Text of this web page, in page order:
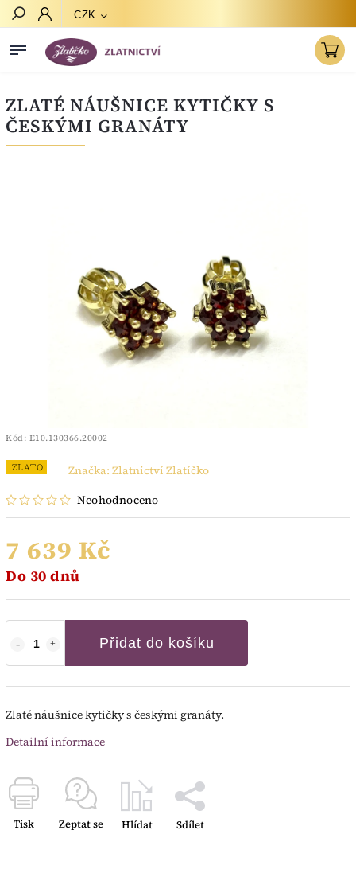
CZK
ZLATÉ NÁUŠNICE KYTIČKY S
ČESKÝMI GRANÁTY
Kód: E10.130366.20002
ZLATO
Neohodnoceno
Značka: Zlatnictví Zlatíčko
7 639 Kč
Do 30 dnů
Přidat do košíku
Zlaté náušnice kytičky s českými granáty.
Detailní informace
Tisk Zeptat se Hlídat Sdílet